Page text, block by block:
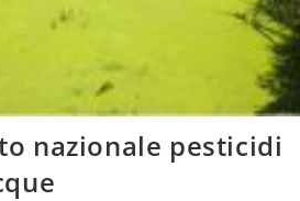
nazionale pesticidi